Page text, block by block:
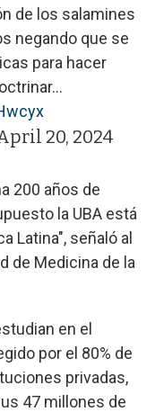
de los salamines
negando que se
para hacer
20, 2024
200 años de
la UBA está
Latina", señaló al
de Medicina de la
en el
por el 80% de
privadas,
47 millones de